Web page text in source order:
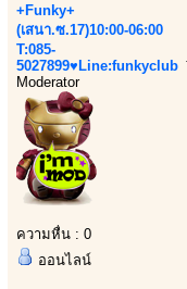
+Funky+
(เสนา.ซ.17)10:00-06:00
T:085-
5027899♥Line:funkyclub
Moderator
ความหื่น : 0
ออนไลน์